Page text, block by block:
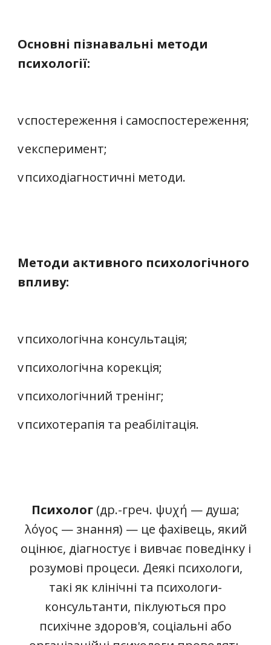
Основні пізнавальні методи
психології:
vспостереження і самоспостереження;
vексперимент;
vпсиходіагностичні методи.
Методи активного психологічного
впливу:
vпсихологічна консультація;
vпсихологічна корекція;
vпсихологічний тренінг;
vпсихотерапія та реабілітація.
Психолог (др.-греч. ψυχή — душа;
λόγος — знання) — це фахівець, який
оцінює, діагностує і вивчає поведінку і
розумові процеси. Деякі психологи,
такі як клінічні та психологи-
консультанти, піклуються про
психічне здоров'я, соціальні або